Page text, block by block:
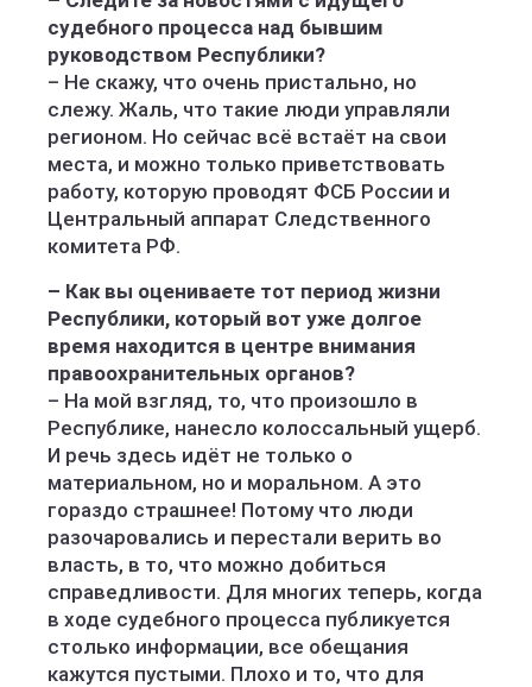
судебного процесса над бывшим
руководством Республики?
– Не скажу, что очень пристально, но
слежу. Жаль, что такие люди управляли
регионом. Но сейчас всё встаёт на свои
места, и можно только приветствовать
работу, которую проводят ФСБ России и
Центральный аппарат Следственного
комитета РФ.
– Как вы оцениваете тот период жизни
Республики, который вот уже долгое
время находится в центре внимания
правоохранительных органов?
– На мой взгляд, то, что произошло в
Республике, нанесло колоссальный ущерб.
И речь здесь идёт не только о
материальном, но и моральном. А это
гораздо страшнее! Потому что люди
разочаровались и перестали верить во
власть, в то, что можно добиться
справедливости. Для многих теперь, когда
в ходе судебного процесса публикуется
столько информации, все обещания
кажутся пустыми. Плохо и то, что для